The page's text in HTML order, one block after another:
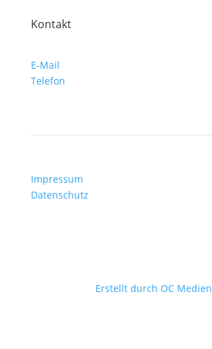
Kontakt
E-Mail
Telefon
Impressum
Datenschutz
Erstellt durch OC Medien